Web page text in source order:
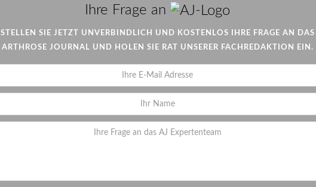
Ihre Frage an AJ
STELLEN SIE JETZT UNVERBINDLICH UND KOSTENLOS IHRE FRAGE AN DAS
ARTHROSE JOURNAL UND HOLEN SIE RAT UNSERER FACHREDAKTION EIN.